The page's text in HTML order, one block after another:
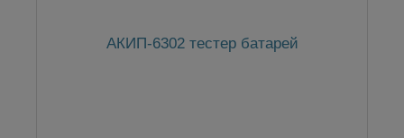
АКИП-6302 тестер батарей